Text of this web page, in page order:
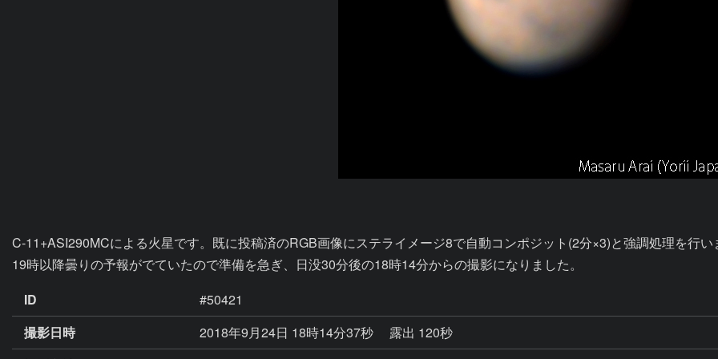
C-11+ASI290MCによる火星です。既に投稿済のRGB画像にステライメージ8で自動コンポジット(2分×3)と強調処理を行い
19時以降曇りの予報がでていたので準備を急ぎ、日没30分後の18時14分からの撮影になりました。
ID
#50421
撮影日時
2018年9月24日 18時14分37秒
露出 120秒